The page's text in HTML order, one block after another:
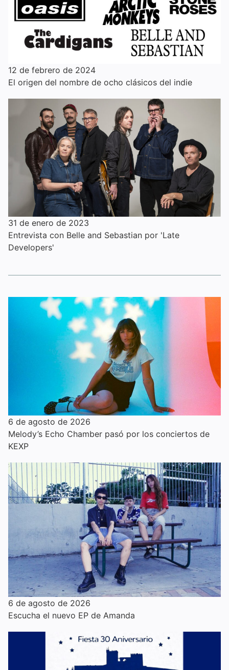
12 de febrero de 2024
El origen del nombre de ocho clásicos del indie
31 de enero de 2023
Entrevista con Belle and Sebastian por 'Late
Developers'
6 de agosto de 2026
Melody’s Echo Chamber pasó por los conciertos de
KEXP
6 de agosto de 2026
Escucha el nuevo EP de Amanda